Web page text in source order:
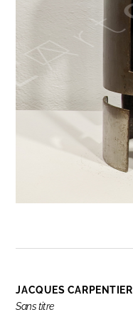
JACQUES CARPENTIER
Sans titre